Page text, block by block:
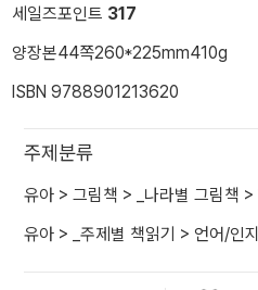
세일즈포인트 317
양장본44쪽260*225mm410g
ISBN 9788901213620
주제분류
유아 > 그림책 > _나라별 그림책 >
유아 > _주제별 책읽기 > 언어/인지